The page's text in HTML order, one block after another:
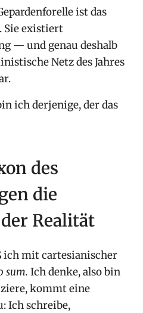
ist das
Sie existiert
— und genau deshalb
Netz des Jahres
ich derjenige, der das
des
die
Realität
ich mit cartesianischer
sum. Ich denke, also bin
kommt eine
Ich schreibe,